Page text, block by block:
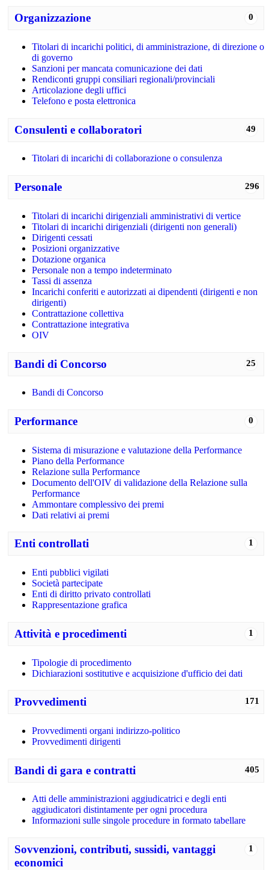
0
Organizzazione
Titolari di incarichi politici, di amministrazione, di direzione o
di governo
Sanzioni per mancata comunicazione dei dati
Rendiconti gruppi consiliari regionali/provinciali
Articolazione degli uffici
Telefono e posta elettronica
49
Consulenti e collaboratori
Titolari di incarichi di collaborazione o consulenza
296
Personale
Titolari di incarichi dirigenziali amministrativi di vertice
Titolari di incarichi dirigenziali (dirigenti non generali)
Dirigenti cessati
Posizioni organizzative
Dotazione organica
Personale non a tempo indeterminato
Tassi di assenza
Incarichi conferiti e autorizzati ai dipendenti (dirigenti e non
dirigenti)
Contrattazione collettiva
Contrattazione integrativa
OIV
25
Bandi di Concorso
Bandi di Concorso
0
Performance
Sistema di misurazione e valutazione della Performance
Piano della Performance
Relazione sulla Performance
Documento dell'OIV di validazione della Relazione sulla
Performance
Ammontare complessivo dei premi
Dati relativi ai premi
1
Enti controllati
Enti pubblici vigilati
Società partecipate
Enti di diritto privato controllati
Rappresentazione grafica
1
Attività e procedimenti
Tipologie di procedimento
Dichiarazioni sostitutive e acquisizione d'ufficio dei dati
171
Provvedimenti
Provvedimenti organi indirizzo-politico
Provvedimenti dirigenti
405
Bandi di gara e contratti
Atti delle amministrazioni aggiudicatrici e degli enti
aggiudicatori distintamente per ogni procedura
Informazioni sulle singole procedure in formato tabellare
1
Sovvenzioni, contributi, sussidi, vantaggi
economici